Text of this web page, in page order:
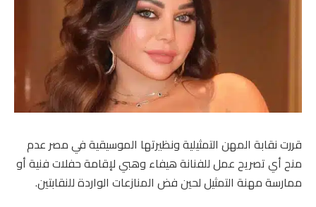
قررت نقابة المهن التمثيلية ونظيرتها الموسيقية في مصر عدم
منح أي تصريح عمل للفنانة هيفاء وهبي لإقامة حفلات فنية أو
ممارسة مهنة التمثيل لحين فض المنازعات الواردة للنقابتين.